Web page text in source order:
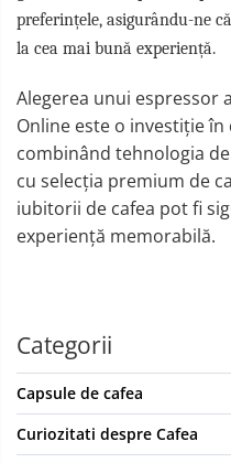
preferințele, asigurându-ne
la cea mai bună experiență.
Alegerea unui espressor
Online este o investiție
combinând tehnologia
cu selecția premium de
iubitorii de cafea pot fi
experiență memorabilă.
Categorii
Capsule de cafea
Curiozitati despre Cafea